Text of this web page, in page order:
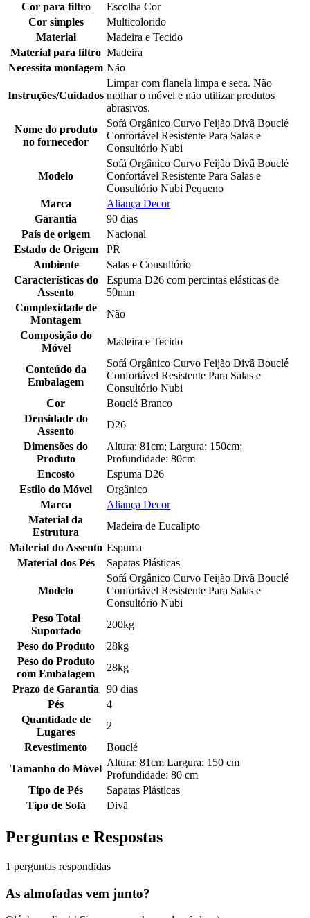
Cor para filtro
Escolha Cor
Cor simples
Multicolorido
Material
Madeira e Tecido
Material para filtro Madeira
Necessita montagem Não
Instruções/Cuidados
Limpar com flanela limpa e seca. Não
molhar o móvel e não utilizar produtos
abrasivos.
Nome do produto
no fornecedor
Sofá Orgânico Curvo Feijão Divã Bouclé
Confortável Resistente Para Salas e
Consultório Nubi
Modelo
Sofá Orgânico Curvo Feijão Divã Bouclé
Confortável Resistente Para Salas e
Consultório Nubi Pequeno
Marca
Aliança Decor
Garantia
90 dias
País de origem
Nacional
Estado de Origem
PR
Ambiente
Salas e Consultório
Características do
Assento
Espuma D26 com percintas elásticas de
50mm
Complexidade de
Montagem
Não
Composição do
Móvel
Madeira e Tecido
Conteúdo da
Embalagem
Sofá Orgânico Curvo Feijão Divã Bouclé
Confortável Resistente Para Salas e
Consultório Nubi
Cor
Bouclé Branco
Densidade do
Assento
D26
Dimensões do
Produto
Altura: 81cm; Largura: 150cm;
Profundidade: 80cm
Encosto
Espuma D26
Estilo do Móvel
Orgânico
Marca
Aliança Decor
Material da
Estrutura
Madeira de Eucalipto
Material do Assento Espuma
Material dos Pés
Sapatas Plásticas
Modelo
Sofá Orgânico Curvo Feijão Divã Bouclé
Confortável Resistente Para Salas e
Consultório Nubi
Peso Total
Suportado
200kg
Peso do Produto
28kg
Peso do Produto
com Embalagem
28kg
Prazo de Garantia
90 dias
Pés
4
Quantidade de
Lugares
2
Revestimento
Bouclé
Tamanho do Móvel
Altura: 81cm Largura: 150 cm
Profundidade: 80 cm
Tipo de Pés
Sapatas Plásticas
Tipo de Sofá
Divã
Perguntas e Respostas
1 perguntas respondidas
As almofadas vem junto?